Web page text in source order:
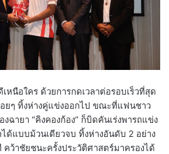
หนือใคร ด้วยการกดเวลาต่อรอบเร็วที่สุด
ยๆ ทิ้งห่างคู่แข่งออกไป ขณะที่แฟนชาว
ฉายา “คิงคองก้อง” ก็บิดคันเร่งพารถแข่ง
ด้แบบม้วนเดียวจบ ทิ้งห่างอันดับ 2 อย่าง
คว้าชัยชนะครั้งประวัติศาสตร์มาครองได้